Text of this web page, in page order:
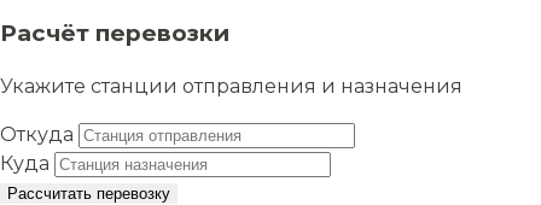
Расчёт перевозки
Укажите станции отправления и назначения
Откуда
Куда
Рассчитать перевозку